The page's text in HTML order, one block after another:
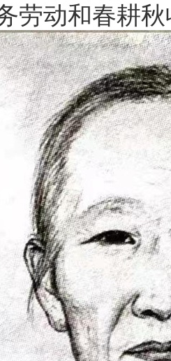
劳动和春耕